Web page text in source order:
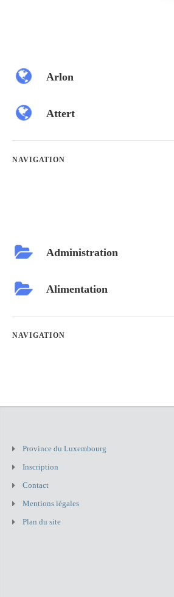
Arlon
Attert
NAVIGATION
Administration
Alimentation
NAVIGATION
Province du Luxembourg
Inscription
Contact
Mentions légales
Plan du site